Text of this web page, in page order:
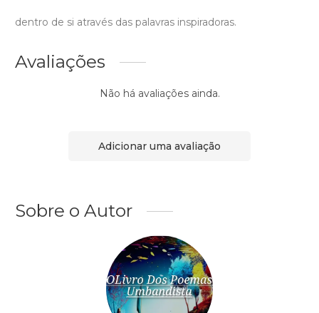
dentro de si através das palavras inspiradoras.
Avaliações
Não há avaliações ainda.
Adicionar uma avaliação
Sobre o Autor